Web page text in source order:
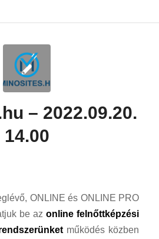
– 2022.09.20.
14.00
ONLINE és ONLINE PRO
be azonline felnőttképzési
működés közben